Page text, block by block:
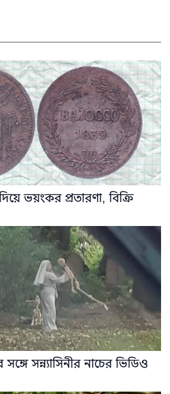
ভয়ংকর প্রতারণা, বিক্রি
সন্ন্যাসিনীর নাচের ভিডিও